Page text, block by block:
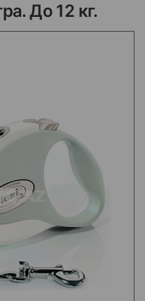
До 12 кг.